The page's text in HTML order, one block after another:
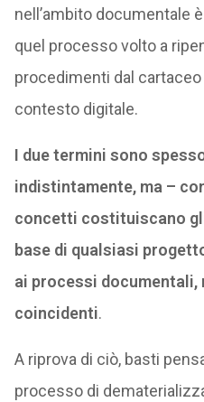
nell’ambito documentale
quel processo volto a
procedimenti dal
contesto digitale.
I due termini sono
indistintamente, ma –
concetti costituiscano
base di qualsiasi
ai processi
coincidenti.
A riprova di ciò, basti
processo di